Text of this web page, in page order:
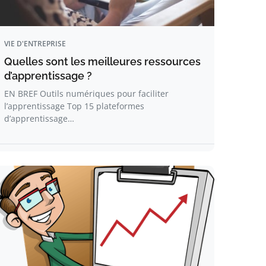
VIE D'ENTREPRISE
Quelles sont les meilleures ressources
d’apprentissage ?
EN BREF Outils numériques pour faciliter
l’apprentissage Top 15 plateformes
d’apprentissage…